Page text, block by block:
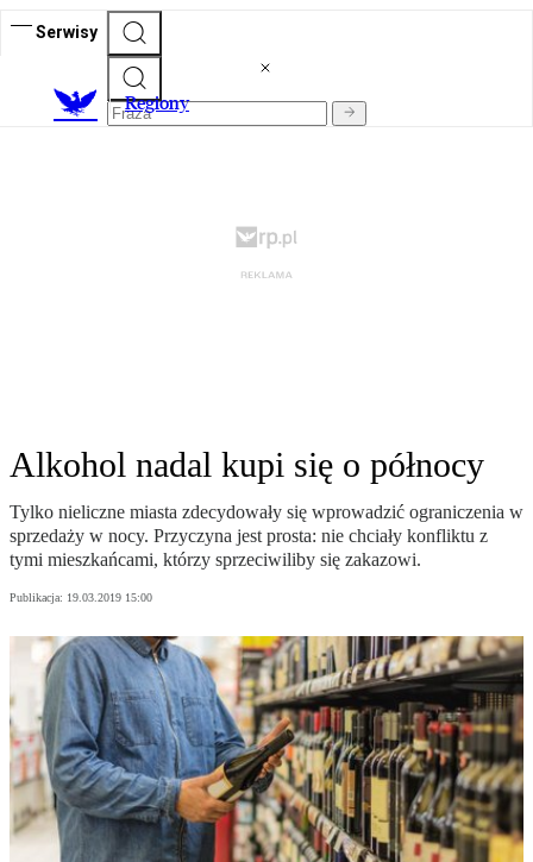
Serwisy
Regiony
Alkohol nadal kupi się o północy
Tylko nieliczne miasta zdecydowały się wprowadzić ograniczenia w
sprzedaży w nocy. Przyczyna jest prosta: nie chciały konfliktu z
tymi mieszkańcami, którzy sprzeciwiliby się zakazowi.
Publikacja: 19.03.2019 15:00